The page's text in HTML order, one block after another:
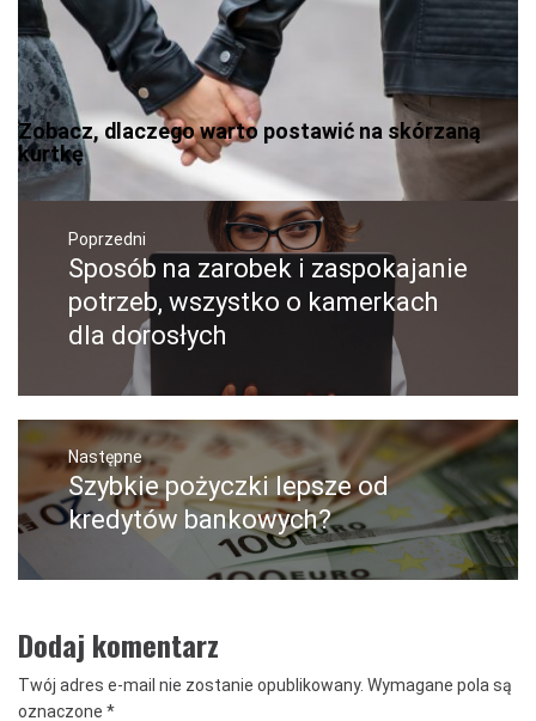
Zobacz, dlaczego warto postawić na skórzaną
kurtkę
Nawigacja
wpisuPoprzedni
Poprzedni
wpis:
Sposób na zarobek i zaspokajanie
potrzeb, wszystko o kamerkach
dla dorosłych
Następne
Następny
post:
Szybkie pożyczki lepsze od
kredytów bankowych?
Dodaj komentarz
Twój adres e-mail nie zostanie opublikowany. Wymagane pola są
oznaczone *